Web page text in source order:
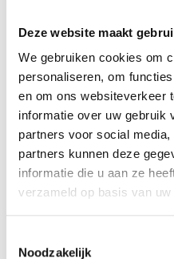
Deze website maakt
We gebruiken cookies om
personaliseren, om
en om ons websiteverkeer
informatie over uw gebruik
partners voor social
partners kunnen deze
informatie die u aan ze
verzameld op basis van
Noodzakelijk
Nieuwe Eerdsebaan 16,